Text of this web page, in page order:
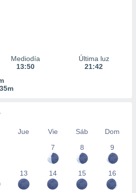
Mediodía
13:50
Última luz
21:42
Jue Vie Sáb
Dom
7
8 9
13 14 15 16